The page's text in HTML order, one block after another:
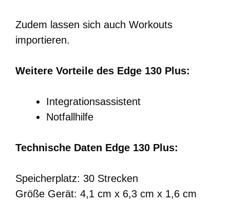
Zudem lassen sich auch Workouts
importieren.
Weitere Vorteile des Edge 130 Plus:
Integrationsassistent
Notfallhilfe
Technische Daten Edge 130 Plus:
Speicherplatz: 30 Strecken
Größe Gerät: 4,1 cm x 6,3 cm x 1,6 cm